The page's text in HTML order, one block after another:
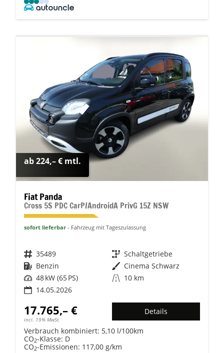
ab 224,– € mtl.
Fiat Panda
Cross 5S PDC CarP/AndroidA PrivG 15Z NSW
sofort lieferbar Fahrzeug mit Tageszulassung
Fahrzeugnr. 35489 Getriebe Schaltgetriebe
Kraftstoff Benzin Außenfarbe Cinema Schwarz
Leistung 48 kW (65 PS) Kilometerstand 10 km
14.05.2026
17.765,– €
incl. 19% MwSt.
Details
Verbrauch kombiniert: 5,10 l/100km
CO2-Klasse: D
CO2-Emissionen: 117,00 g/km